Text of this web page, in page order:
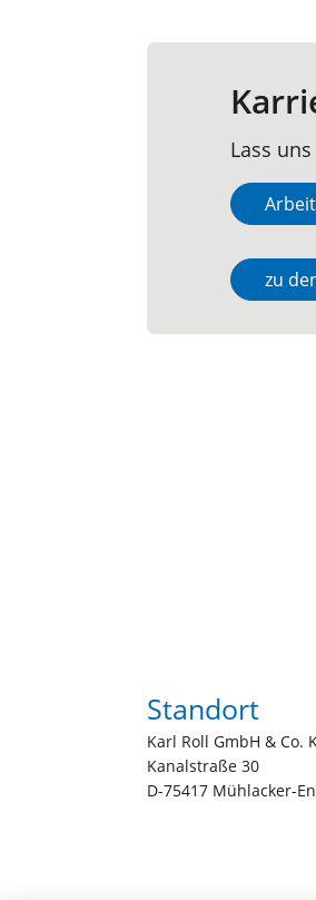
Lass
zu
Standort
Karl Roll GmbH & Co.
Kanalstraße 30
D-75417 Mühlacker-